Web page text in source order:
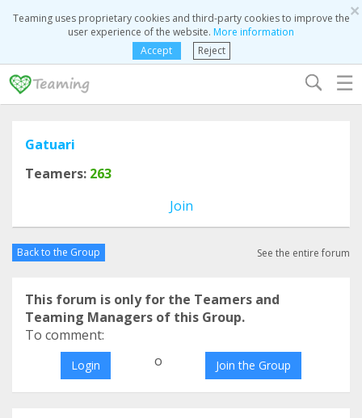
×
Teaming uses proprietary cookies and third-party cookies to improve the
user experience of the website. More information
Accept
Reject
☰
Gatuari
Teamers: 263
Join
Back to the Group See the entire forum
This forum is only for the Teamers and
Teaming Managers of this Group.
To comment:
Login o Join the Group